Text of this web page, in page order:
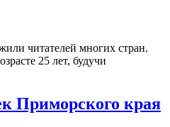
читателей многих стран.
25 лет, будучи
Приморского края